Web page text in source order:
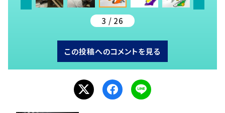
3 / 26
この投稿へのコメントを見る